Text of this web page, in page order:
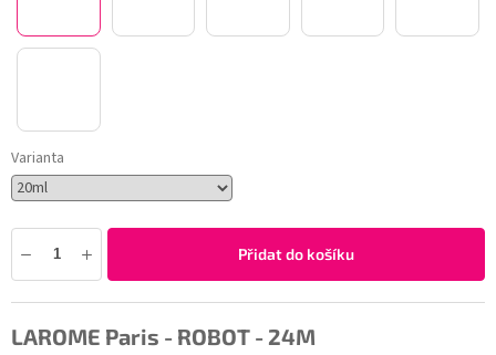
Varianta
Přidat do košíku
LAROME Paris - ROBOT - 24M